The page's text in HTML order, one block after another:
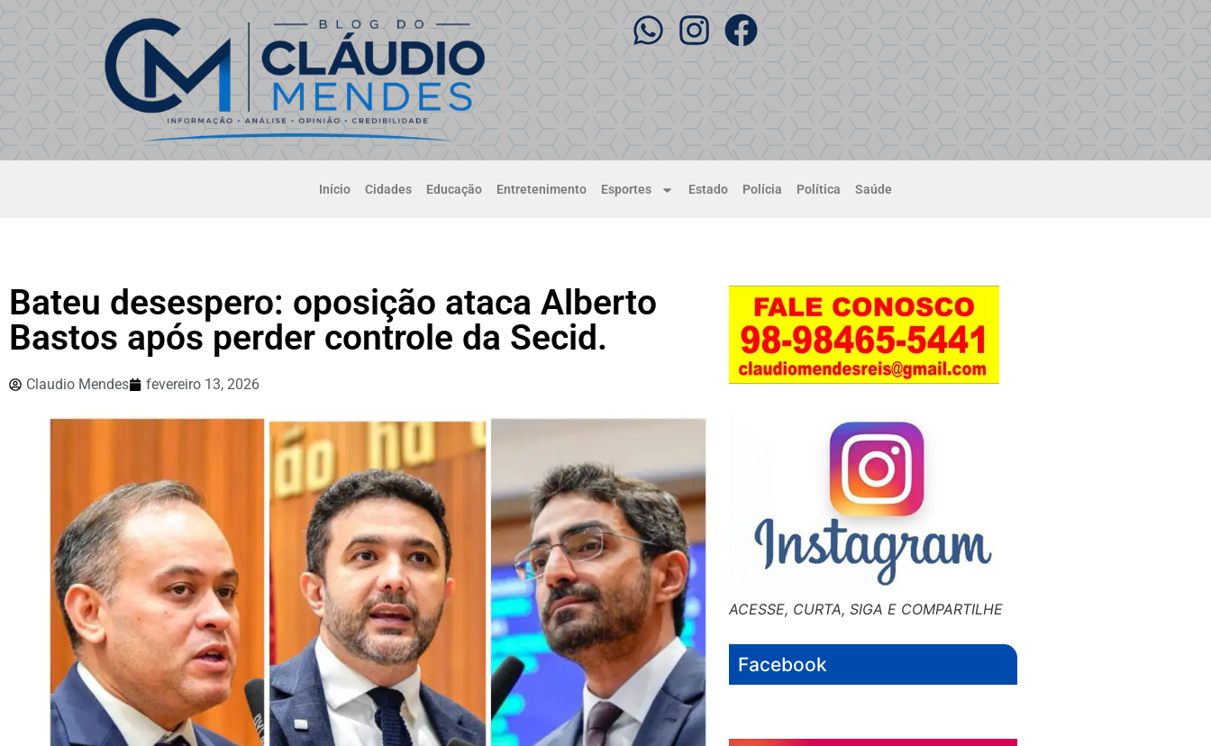
Início Cidades Educação Entretenimento Esportes Estado Polícia Política Saúde
Bateu desespero: oposição ataca Alberto
Bastos após perder controle da Secid.
Claudio Mendes fevereiro 13, 2026
ACESSE, CURTA, SIGA E COMPARTILHE
Facebook